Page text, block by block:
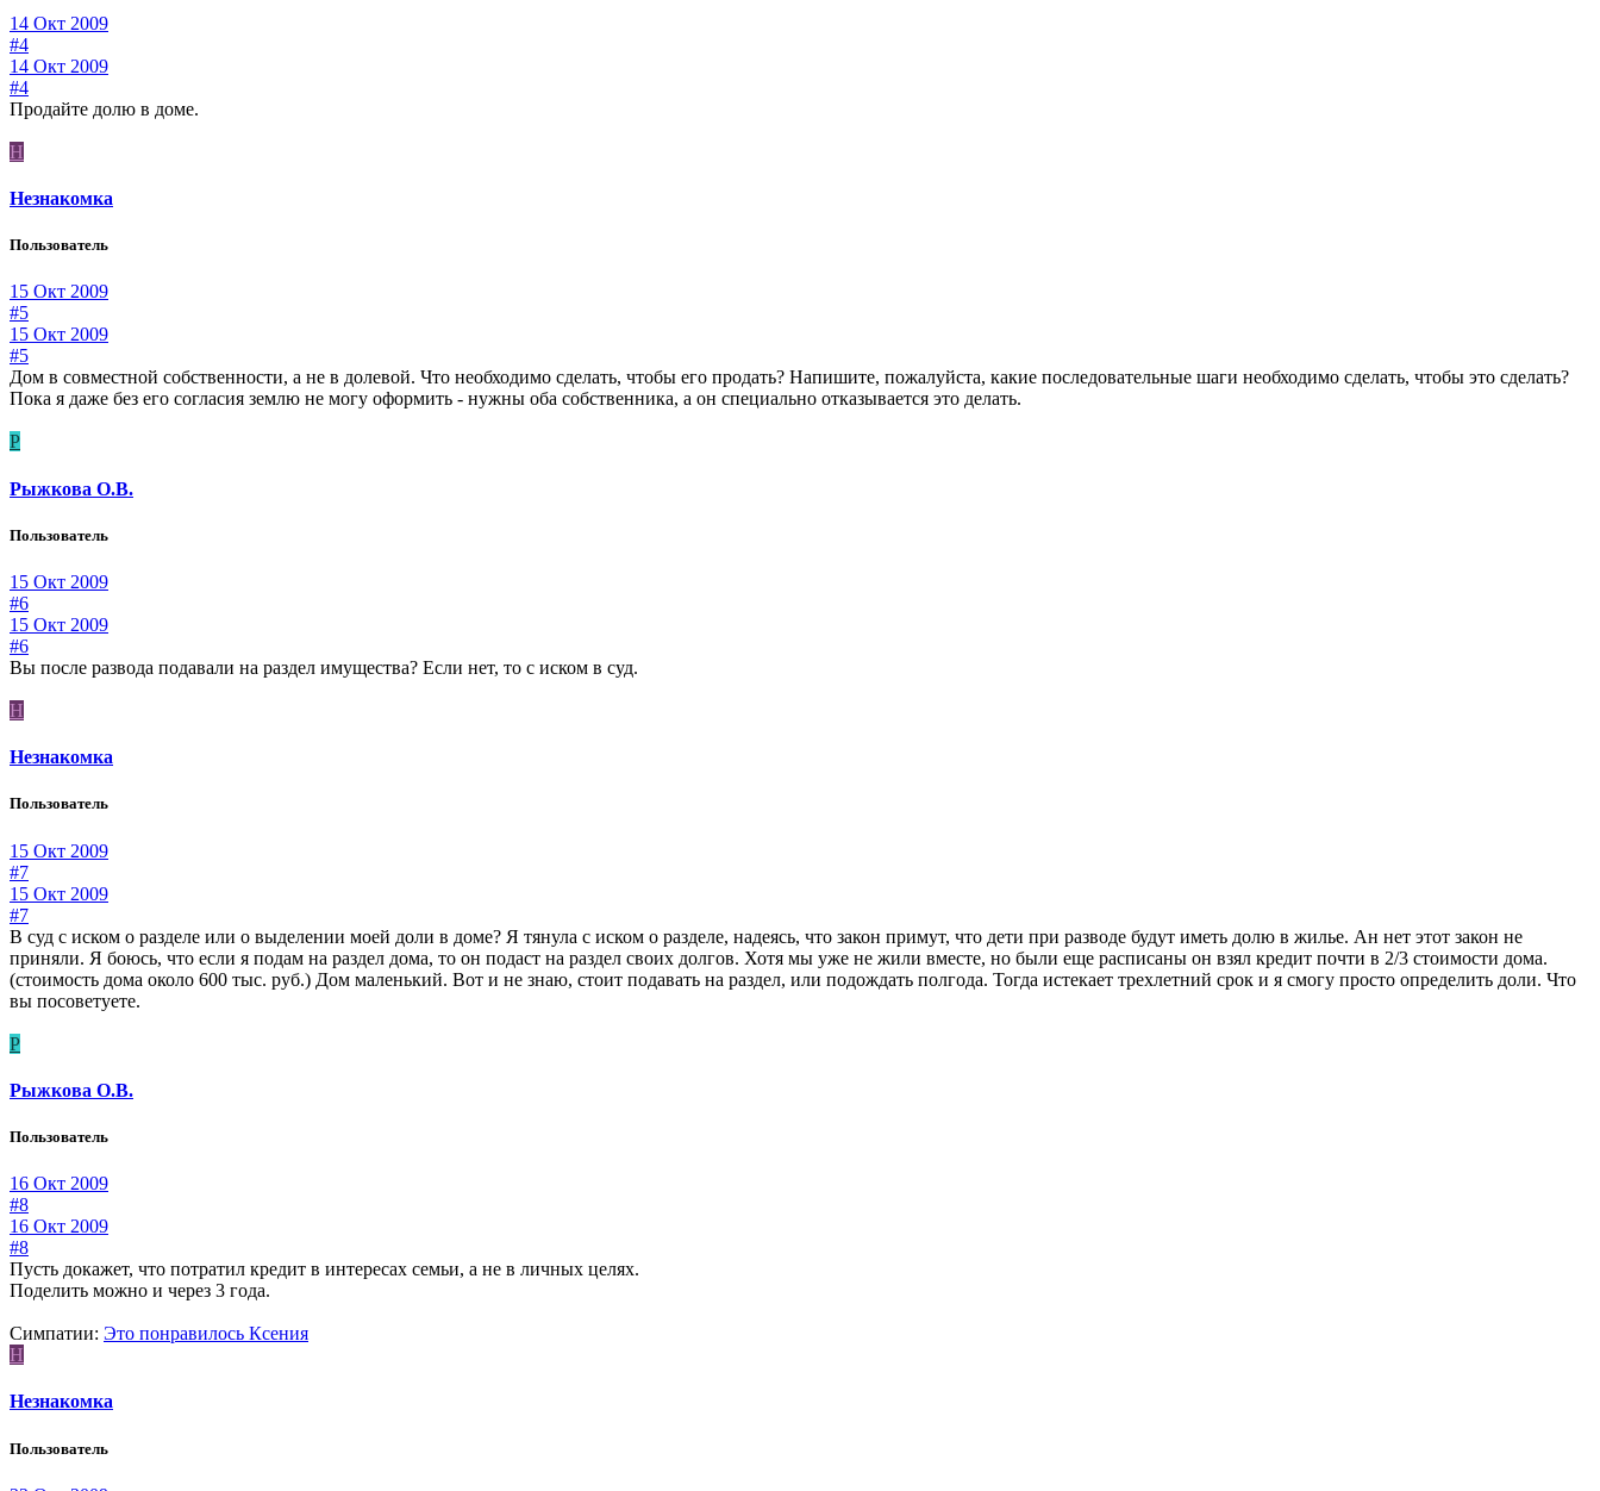
14 Окт 2009
#4
14 Окт 2009
#4
Продайте долю в доме.
Н
Незнакомка
Пользователь
15 Окт 2009
#5
15 Окт 2009
#5
Дом в совместной собственности, а не в долевой. Что необходимо сделать, чтобы его продать? Напишите, пожалуйста, какие последовательные шаги необходимо сделать, чтобы это сделать?
Пока я даже без его согласия землю не могу оформить - нужны оба собственника, а он специально отказывается это делать.
Р
Рыжкова О.В.
Пользователь
15 Окт 2009
#6
15 Окт 2009
#6
Вы после развода подавали на раздел имущества? Если нет, то с иском в суд.
Н
Незнакомка
Пользователь
15 Окт 2009
#7
15 Окт 2009
#7
В суд с иском о разделе или о выделении моей доли в доме? Я тянула с иском о разделе, надеясь, что закон примут, что дети при разводе будут иметь долю в жилье. Ан нет этот закон не
приняли. Я боюсь, что если я подам на раздел дома, то он подаст на раздел своих долгов. Хотя мы уже не жили вместе, но были еще расписаны он взял кредит почти в 2/3 стоимости дома.
(стоимость дома около 600 тыс. руб.) Дом маленький. Вот и не знаю, стоит подавать на раздел, или подождать полгода. Тогда истекает трехлетний срок и я смогу просто определить доли. Что
вы посоветуете.
Р
Рыжкова О.В.
Пользователь
16 Окт 2009
#8
16 Окт 2009
#8
Пусть докажет, что потратил кредит в интересах семьи, а не в личных целях.
Поделить можно и через 3 года.
Симпатии: Это понравилось Ксения
Н
Незнакомка
Пользователь